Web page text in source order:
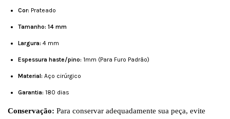
Cor: Prateado
Tamanho: 14 mm
Largura: 4 mm
Espessura haste/pino: 1mm (Para Furo Padrão)
Material: Aço cirúrgico
Garantia: 180 dias
Conservação: Para conservar adequadamente sua peça, evite